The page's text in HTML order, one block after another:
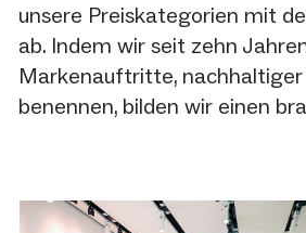
unsere Preiskategorien mit
ab. Indem wir seit zehn
Markenauftritte,
benennen, bilden wir einen